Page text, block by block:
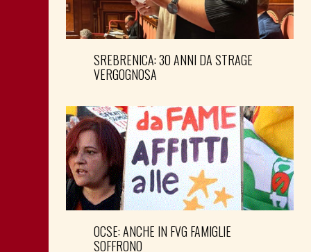
SREBRENICA: 30 ANNI DA STRAGE
VERGOGNOSA
OCSE: ANCHE IN FVG FAMIGLIE
SOFFRONO